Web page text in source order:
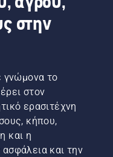
στην
γνώμονα το
στον
ερασιτέχνη
κήπου,
και η
και την